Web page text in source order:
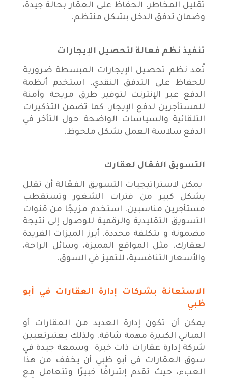
تقليل المخاطر، الحفاظ على العقار بحالة جيدة،
وضمان تدفق الدخل بشكل منتظم.
تنفيذ نظم فعالة لتحصيل الإيجارات
تُعد نظم تحصيل الإيجارات المبسطة ضرورية
للحفاظ على التدفق النقدي. استخدم أنظمة
الدفع عبر الإنترنت لتوفير طرق مريحة وآمنة
للمستأجرين لدفع الإيجار. كما تضمن التذكيرات
التلقائية والسياسات الواضحة حول التأخر في
الدفع سلاسة العمل بشكل ملحوظ.
التسويق الفعّال لعقارك
يمكن لاستراتيجيات التسويق الفعّالة أن تقلل
بشكل كبير من فترات الشغور وتستقطب
مستأجرين مناسبين. استخدم مزيجًا من قنوات
التسويق التقليدية والرقمية للوصول إلى نتيجة
مضمونة و بتكلفة محددة. أبرز الميزات الفريدة
لعقارك، مثل المواقع المميزة، وسائل الراحة،
والأسعار التنافسية، للتميز في السوق.
الاستعانة بشركات إدارة العقارات في أبو
ظبي
يمكن أن تكون إدارة العديد من العقارات أو
المباني الكبيرة مهمة شاقة. ولذلك يعتبرتعيين
شركة إدارة عقارات ذات خبرة وسمعة جيدة في
سوق العقارات في أبو ظبي أن يخفف من هذا
العبء، حيث تقدم إشرافًا خبيرًا وتتعامل مع